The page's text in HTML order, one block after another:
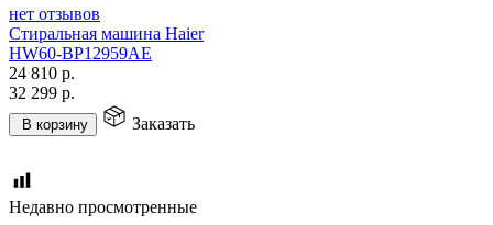
нет отзывов
Стиральная машина Haier
HW60-BP12959AE
24 810 р.
32 299 р.
В корзину Заказать
Недавно просмотренные